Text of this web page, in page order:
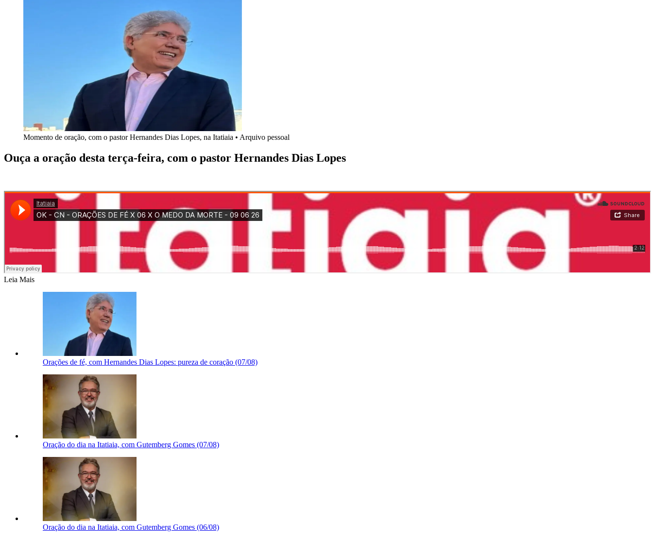
Momento de oração, com o pastor Hernandes Dias Lopes, na Itatiaia • Arquivo pessoal
Ouça a oração desta terça-feira, com o pastor Hernandes Dias Lopes
Leia Mais
Orações de fé, com Hernandes Dias Lopes: pureza de coração (07/08)
Oração do dia na Itatiaia, com Gutemberg Gomes (07/08)
Oração do dia na Itatiaia, com Gutemberg Gomes (06/08)